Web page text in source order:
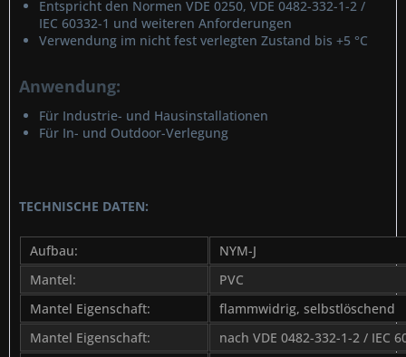
Entspricht den Normen VDE 0250, VDE 0482-332-1-2 /
IEC 60332-1 und weiteren Anforderungen
Verwendung im nicht fest verlegten Zustand bis +5 °C
Anwendung:
Für Industrie- und Hausinstallationen
Für In- und Outdoor-Verlegung
TECHNISCHE DATEN:
Aufbau:
NYM-J
Mantel:
PVC
Mantel Eigenschaft:
flammwidrig, selbstlöschend
Mantel Eigenschaft:
nach VDE 0482-332-1-2 / IEC